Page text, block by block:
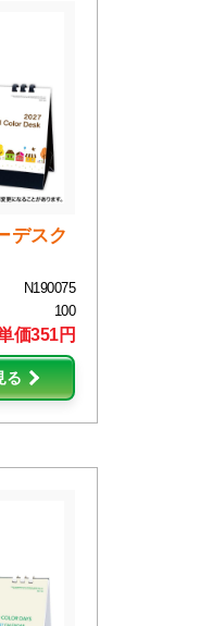
デスク
N190075
100
価351円
る